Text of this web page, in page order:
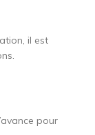
il est
pour